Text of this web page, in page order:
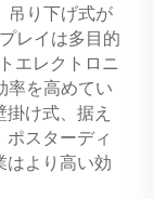
吊り下げ式が
レイは多目的
エレクトロニ
率を高めてい
け式、据え
スターディ
はより高い効